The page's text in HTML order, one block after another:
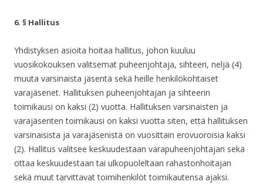
6. § Hallitus
Yhdistyksen asioita hoitaa hallitus, johon kuuluu
vuosikokouksen valitsemat puheenjohtaja, sihteeri, neljä (4)
muuta varsinaista jäsentä sekä heille henkilökohtaiset
varajäsenet. Hallituksen puheenjohtajan ja sihteerin
toimikausi on kaksi (2) vuotta. Hallituksen varsinaisten ja
varajäsenten toimikausi on kaksi vuotta siten, että hallituksen
varsinaisista ja varajäsenistä on vuosittain erovuoroisia kaksi
(2). Hallitus valitsee keskuudestaan varapuheenjohtajan sekä
ottaa keskuudestaan tai ulkopuoleltaan rahastonhoitajan
sekä muut tarvittavat toimihenkilöt toimikautensa ajaksi.